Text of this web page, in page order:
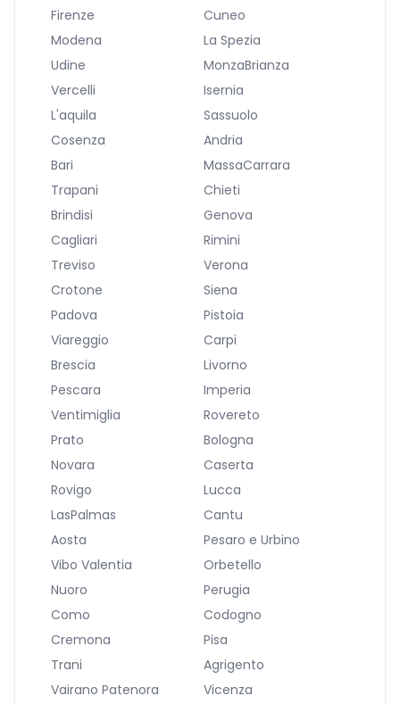
Firenze
Cuneo
Modena
La Spezia
Udine
MonzaBrianza
Vercelli
Isernia
L'aquila
Sassuolo
Cosenza
Andria
Bari
MassaCarrara
Trapani
Chieti
Brindisi
Genova
Cagliari
Rimini
Treviso
Verona
Crotone
Siena
Padova
Pistoia
Viareggio
Carpi
Brescia
Livorno
Pescara
Imperia
Ventimiglia
Rovereto
Prato
Bologna
Novara
Caserta
Rovigo
Lucca
LasPalmas
Cantu
Aosta
Pesaro e Urbino
Vibo Valentia
Orbetello
Nuoro
Perugia
Como
Codogno
Cremona
Pisa
Trani
Agrigento
Vairano Patenora
Vicenza